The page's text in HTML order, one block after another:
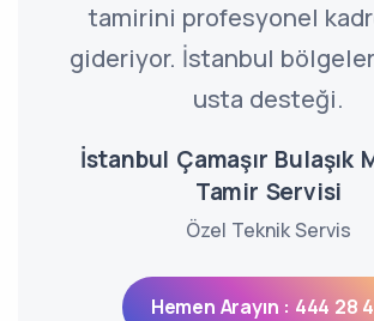
tamirini profesyonel
gideriyor. İstanbul
usta desteği.
İstanbul Çamaşır Bulaşık
Tamir Servisi
Özel Teknik Servis
Hemen Arayın : 444 28